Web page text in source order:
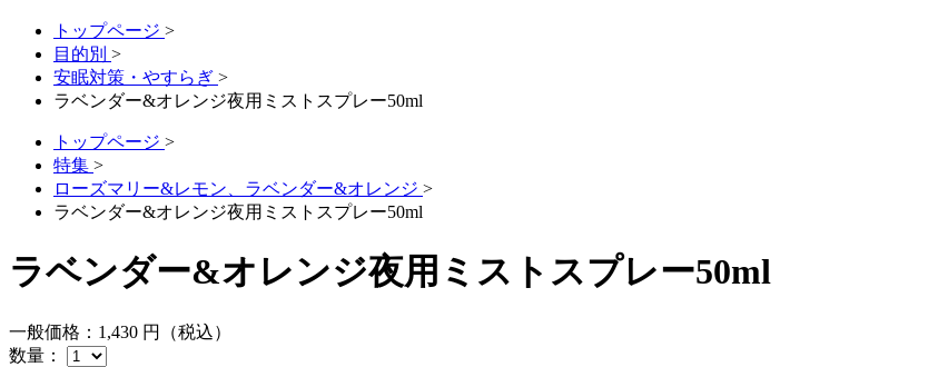
トップページ >
目的別 >
安眠対策・やすらぎ >
ラベンダー&オレンジ夜用ミストスプレー50ml
トップページ >
特集 >
ローズマリー&レモン、ラベンダー&オレンジ >
ラベンダー&オレンジ夜用ミストスプレー50ml
ラベンダー&オレンジ夜用ミストスプレー50ml
一般価格： 1,430 円（税込）
数量：